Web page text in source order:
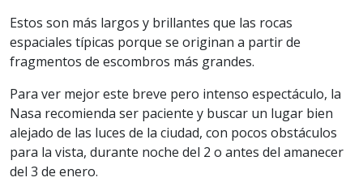
Estos son más largos y brillantes que las rocas
espaciales típicas porque se originan a partir de
fragmentos de escombros más grandes.
Para ver mejor este breve pero intenso espectáculo, la
Nasa recomienda ser paciente y buscar un lugar bien
alejado de las luces de la ciudad, con pocos obstáculos
para la vista, durante noche del 2 o antes del amanecer
del 3 de enero.